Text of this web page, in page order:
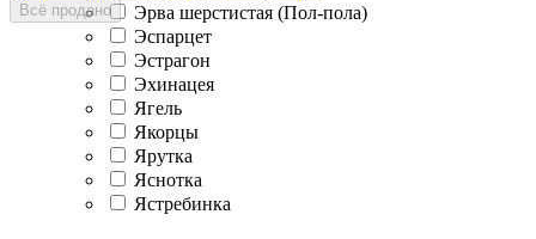
Эрва шерстистая (Пол-пола)
Эспарцет
Эстрагон
Эхинацея
Ягель
Якорцы
Ярутка
Яснотка
Ястребинка
Всё продано